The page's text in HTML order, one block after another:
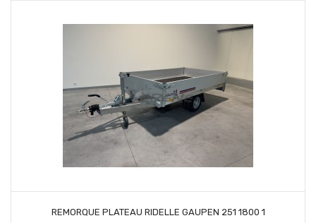
REMORQUE PLATEAU RIDELLE GAUPEN 251 1800 1